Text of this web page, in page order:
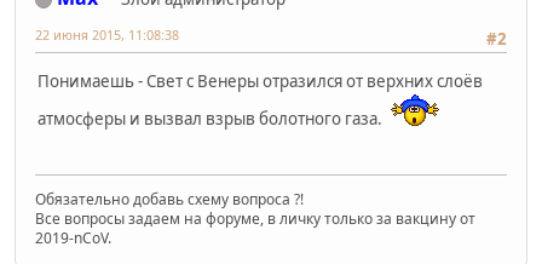
#2
22 июня 2015, 11:08:38
Понимаешь - Свет с Венеры отразился от верхних слоёв
атмосферы и вызвал взрыв болотного газа.
Обязательно добавь схему вопроса ?!
Все вопросы задаем на форуме, в личку только за вакцину от
2019-nCoV.